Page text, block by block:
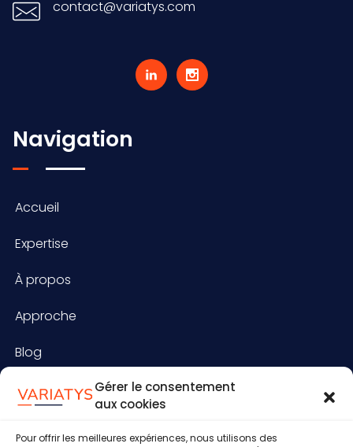
Gérer le consentement
aux cookies
Pour offrir les meilleures expériences, nous utilisons des
contact@variatys.com
Navigation
Accueil
Expertise
À propos
Approche
Blog
RGPD & LPD